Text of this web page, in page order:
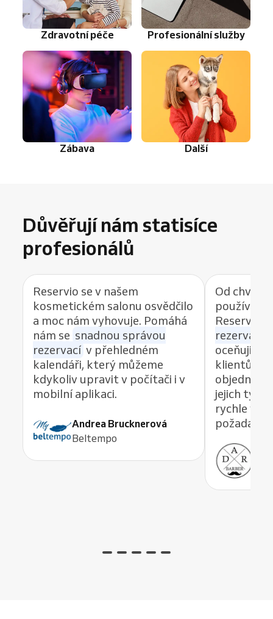
Zdravotní péče Profesionální služby
Zábava Další
Důvěřují nám statisíce
profesionálů
Reservio se v našem
kosmetickém salonu osvědčilo
a moc nám vyhovuje. Pomáhá
nám se snadnou správou
rezervací v přehledném
kalendáři, který můžeme
kdykoliv upravit v počítači i v
mobilní aplikaci.
Andrea Brucknerová
Beltempo
Od chvíle,
používat
Reservio,
rezervací
oceňuji
klientům
jejich tým
rychle